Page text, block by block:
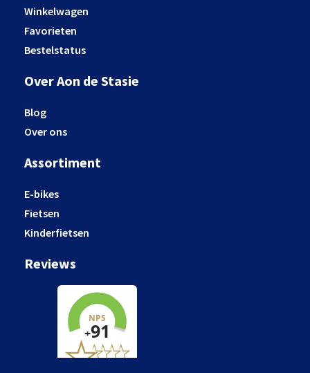
Winkelwagen
Favorieten
Bestelstatus
Over Aon de Stasie
Blog
Over ons
Assortiment
E-bikes
Fietsen
Kinderfietsen
Reviews